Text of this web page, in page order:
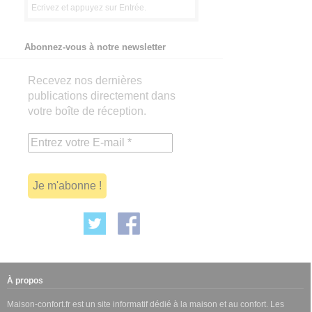
Abonnez-vous à notre newsletter
Recevez nos dernières
publications directement dans
votre boîte de réception.
À propos
Maison-confort.fr est un site informatif dédié à la maison et au confort. Les